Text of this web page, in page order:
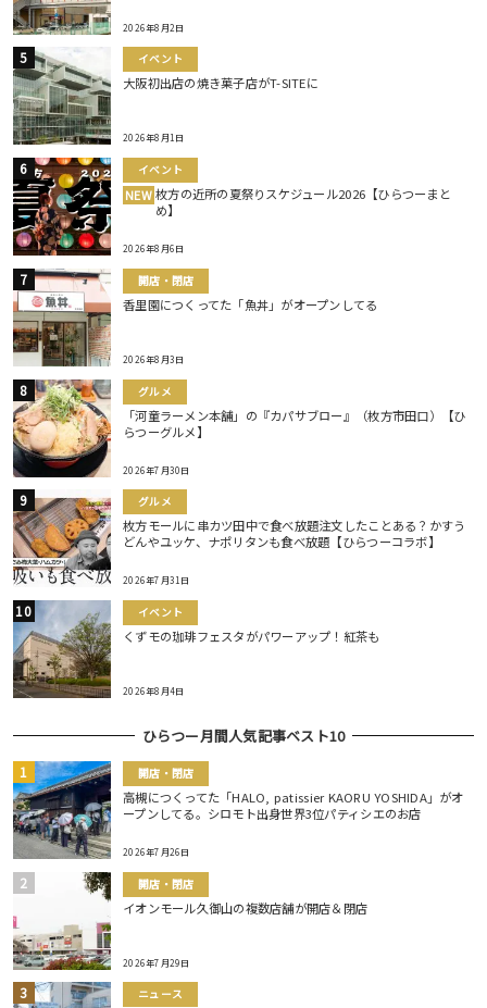
2026年8月2日
イベント
大阪初出店の焼き菓子店がT-SITEに
2026年8月1日
イベント
NEW 枚方の近所の夏祭りスケジュール2026【ひらつーまと
め】
2026年8月6日
開店・閉店
香里園につくってた「魚丼」がオープンしてる
2026年8月3日
グルメ
「河童ラーメン本舗」の『カパサブロー』（枚方市田口）【ひ
らつーグルメ】
2026年7月30日
グルメ
枚方モールに串カツ田中で食べ放題注文したことある？かすう
どんやユッケ、ナポリタンも食べ放題【ひらつーコラボ】
2026年7月31日
イベント
くずモの珈琲フェスタがパワーアップ！紅茶も
2026年8月4日
ひらつー月間人気記事ベスト10
開店・閉店
高槻につくってた「HALO, patissier KAORU YOSHIDA」がオ
ープンしてる。シロモト出身世界3位パティシエのお店
2026年7月26日
開店・閉店
イオンモール久御山の複数店舗が開店＆閉店
2026年7月29日
ニュース